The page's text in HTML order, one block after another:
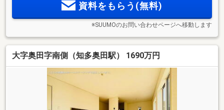
資料をもらう(無料)
※SUUMOのお問い合わせページへ移動します
大字奥田字南側（知多奥田駅） 1690万円